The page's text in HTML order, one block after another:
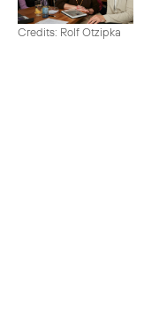
Credits: Rolf Otzipka